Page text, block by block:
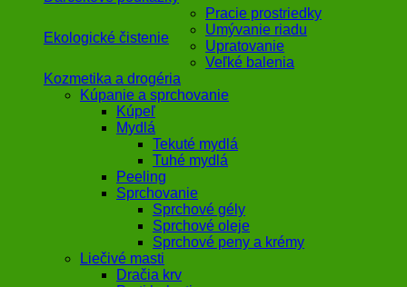
Ekologické čistenie
Pracie prostriedky
Umývanie riadu
Upratovanie
Veľké balenia
Kozmetika a drogéria
Kúpanie a sprchovanie
Kúpeľ
Mydlá
Tekuté mydlá
Tuhé mydlá
Peeling
Sprchovanie
Sprchové gély
Sprchové oleje
Sprchové peny a krémy
Liečivé masti
Dračia krv